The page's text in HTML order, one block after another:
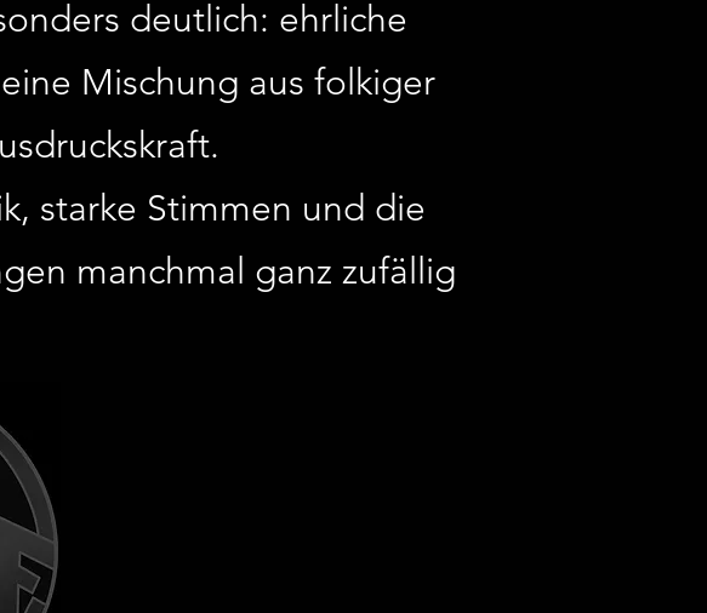
deutlich: ehrliche
Mischung aus folkiger
starke Stimmen und die
manchmal ganz zufällig